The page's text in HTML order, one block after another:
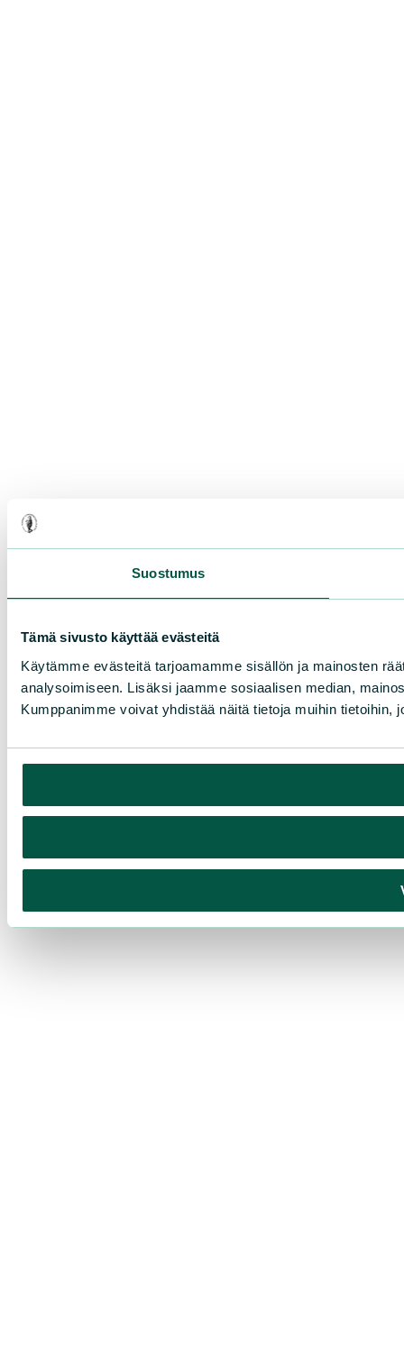
Suostumus
Tämä sivusto käyttää evästeitä
Käytämme evästeitä tarjoamamme sisällön ja mainosten
analysoimiseen. Lisäksi jaamme sosiaalisen median,
Kumppanimme voivat yhdistää näitä tietoja muihin tietoihin,